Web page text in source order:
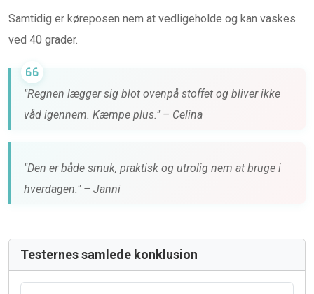
Samtidig er køreposen nem at vedligeholde og kan vaskes
ved 40 grader.
"Regnen lægger sig blot ovenpå stoffet og bliver ikke
våd igennem. Kæmpe plus." – Celina
"Den er både smuk, praktisk og utrolig nem at bruge i
hverdagen." – Janni
Testernes samlede konklusion